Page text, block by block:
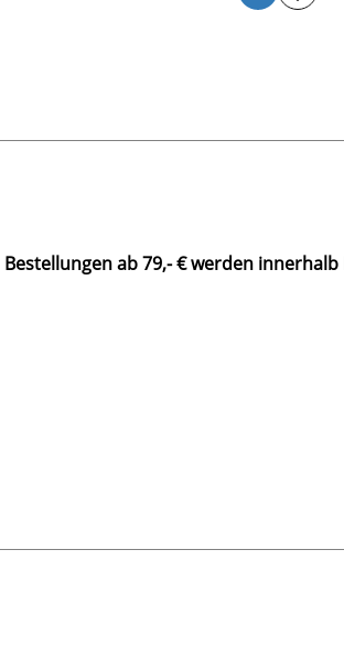
Bestellungen ab 79,- € werden